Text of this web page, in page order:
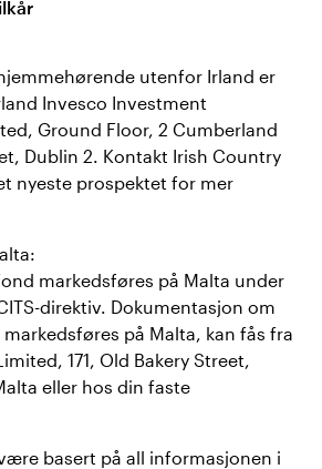
utenfor Irland er
Invesco Investment
Ground Floor, 2 Cumberland
Dublin 2. Kontakt Irish Country
nyeste prospektet for mer
markedsføres på Malta under
direktiv. Dokumentasjon om
på Malta, kan fås fra
171, Old Bakery Street,
eller hos din faste
basert på all informasjonen i